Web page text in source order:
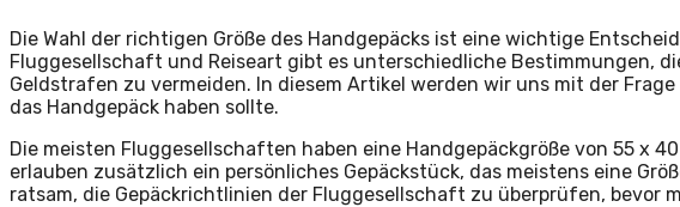
Die Wahl der richtigen Größe des Handgepäcks ist eine wichtige
Fluggesellschaft und Reiseart gibt es unterschiedliche Bestimmungen,
Geldstrafen zu vermeiden. In diesem Artikel werden wir uns mit der
das Handgepäck haben sollte.
Die meisten Fluggesellschaften haben eine Handgepäckgröße von 55 x
erlauben zusätzlich ein persönliches Gepäckstück, das meistens eine
ratsam, die Gepäckrichtlinien der Fluggesellschaft zu überprüfen, bevor